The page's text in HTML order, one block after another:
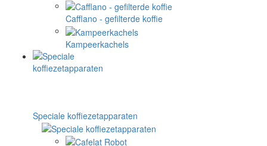
Cafflano - gefilterde koffie
Kampeerkachels
Speciale koffiezetapparaten